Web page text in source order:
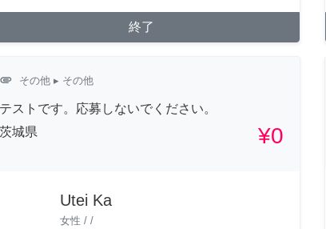
終了
attachment その他 ▸ その他
テストです。応募しないでください。
茨城県
¥0
Utei Ka
女性 / /